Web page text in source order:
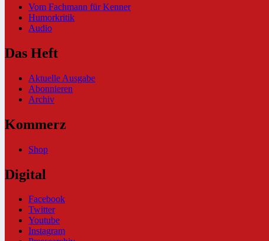
Vom Fachmann für Kenner
Humorkritik
Audio
Das Heft
Aktuelle Ausgabe
Abonnieren
Archiv
Kommerz
Shop
Digital
Facebook
Twitter
Youtube
Instagram